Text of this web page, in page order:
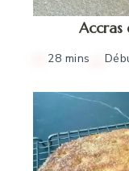
Accras
28 mins